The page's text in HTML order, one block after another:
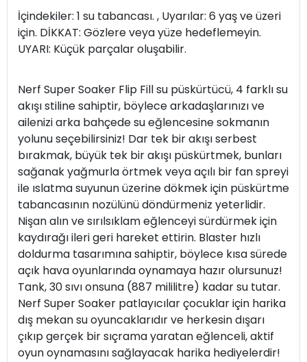
İçindekiler: 1 su tabancası. , Uyarılar: 6 yaş ve üzeri
için. DİKKAT: Gözlere veya yüze hedeflemeyin.
UYARI: Küçük parçalar oluşabilir.
Nerf Super Soaker Flip Fill su püskürtücü, 4 farklı su
akışı stiline sahiptir, böylece arkadaşlarınızı ve
ailenizi arka bahçede su eğlencesine sokmanın
yolunu seçebilirsiniz! Dar tek bir akışı serbest
bırakmak, büyük tek bir akışı püskürtmek, bunları
sağanak yağmurla örtmek veya açılı bir fan spreyi
ile ıslatma suyunun üzerine dökmek için püskürtme
tabancasının nozülünü döndürmeniz yeterlidir.
Nişan alın ve sırılsıklam eğlenceyi sürdürmek için
kaydırağı ileri geri hareket ettirin. Blaster hızlı
doldurma tasarımına sahiptir, böylece kısa sürede
açık hava oyunlarında oynamaya hazır olursunuz!
Tank, 30 sıvı onsuna (887 mililitre) kadar su tutar.
Nerf Super Soaker patlayıcılar çocuklar için harika
dış mekan su oyuncaklarıdır ve herkesin dışarı
çıkıp gerçek bir sıçrama yaratan eğlenceli, aktif
oyun oynamasını sağlayacak harika hediyelerdir!